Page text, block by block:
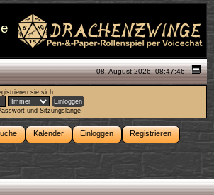
08. August 2026, 08:47:46
sie sich.
und Sitzungslänge
Kalender Einloggen Registrieren